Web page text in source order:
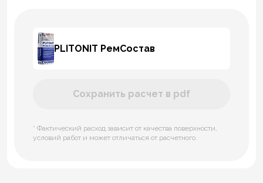
PLITONIT РемСостав
Сохранить расчет в pdf
* Фактический расход зависит от качества поверхности,
условий работ и может отличаться от расчетного.